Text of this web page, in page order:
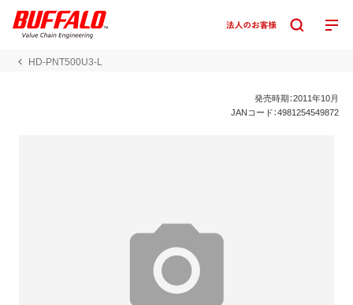
HD-PNT500U3-L
発売時期：2011年10月
JANコード：4981254549872